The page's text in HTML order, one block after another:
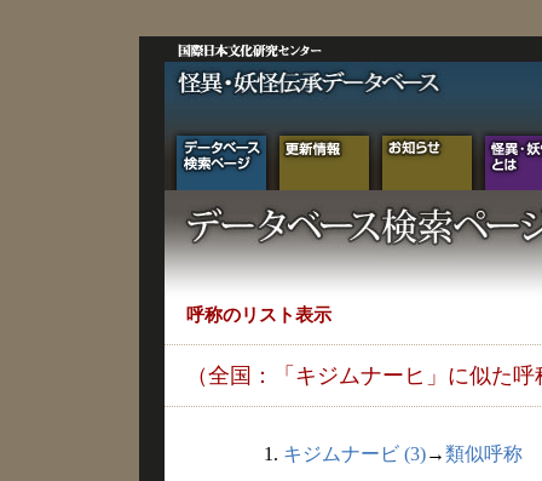
呼称のリスト表示
（全国：「キジムナーヒ」に似た呼
1. キジムナービ (3)→類似呼称